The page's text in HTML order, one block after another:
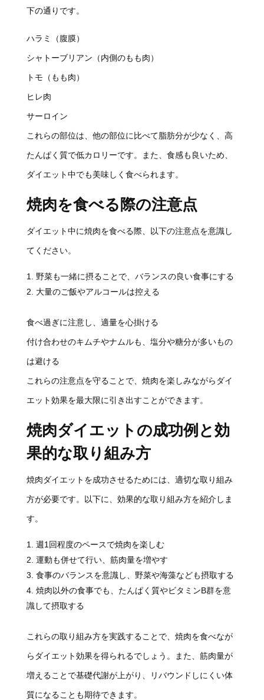
下の通りです。
ハラミ（腹膜）
シャトーブリアン（内側のもも肉）
トモ（もも肉）
ヒレ肉
サーロイン
これらの部位は、他の部位に比べて脂肪分が少なく、高
たんぱく質で低カロリーです。また、食感も良いため、
ダイエット中でも美味しく食べられます。
焼肉を食べる際の注意点
ダイエット中に焼肉を食べる際、以下の注意点を意識し
てください。
野菜も一緒に摂ることで、バランスの良い食事にする
大量のご飯やアルコールは控える
食べ過ぎに注意し、適量を心掛ける
付け合わせのキムチやナムルも、塩分や糖分が多いもの
は避ける
これらの注意点を守ることで、焼肉を楽しみながらダイ
エット効果を最大限に引き出すことができます。
焼肉ダイエットの成功例と効
果的な取り組み方
焼肉ダイエットを成功させるためには、適切な取り組み
方が必要です。以下に、効果的な取り組み方を紹介しま
す。
週1回程度のペースで焼肉を楽しむ
運動も併せて行い、筋肉量を増やす
食事のバランスを意識し、野菜や海藻なども摂取する
焼肉以外の食事でも、たんぱく質やビタミンB群を意
識して摂取する
これらの取り組み方を実践することで、焼肉を食べなが
らダイエット効果を得られるでしょう。また、筋肉量が
増えることで基礎代謝が上がり、リバウンドしにくい体
質になることも期待できます。